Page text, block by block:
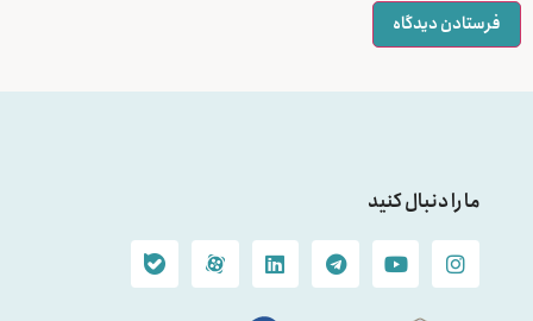
ما را دنبال کنید